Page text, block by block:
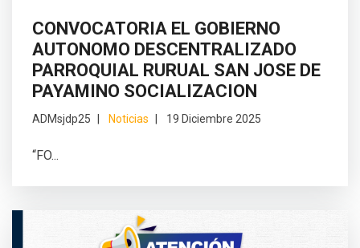
CONVOCATORIA EL GOBIERNO
AUTONOMO DESCENTRALIZADO
PARROQUIAL RURUAL SAN JOSE DE
PAYAMINO SOCIALIZACION
ADMsjdp25 Noticias 19 Diciembre 2025
“FO...